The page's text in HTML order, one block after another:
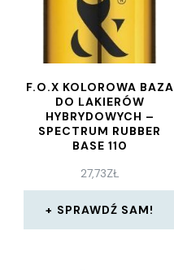
F.O.X KOLOROWA BAZA
DO LAKIERÓW
HYBRYDOWYCH –
SPECTRUM RUBBER
BASE 110
27,73ZŁ
SPRAWDŹ SAM!